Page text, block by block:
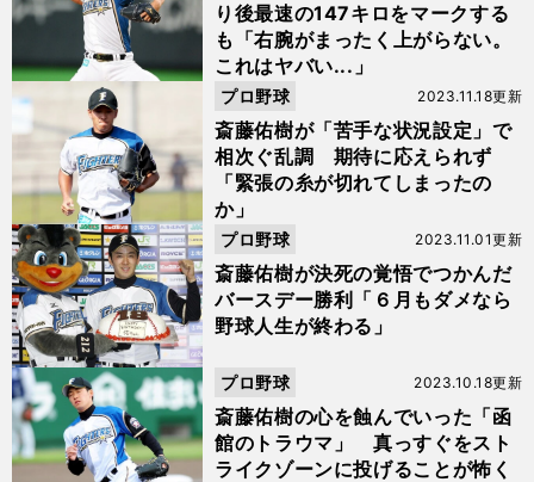
り後最速の147キロをマークする
も「右腕がまったく上がらない。
これはヤバい...」
斎藤佑樹が「苦手な状況設定」で
相次ぐ乱調 期待に応えられず
「緊張の糸が切れてしまったの
か」
2023.11.18更新
プロ野球
斎藤佑樹が決死の覚悟でつかんだ
バースデー勝利「６月もダメなら
野球人生が終わる」
2023.11.01更新
プロ野球
斎藤佑樹の心を蝕んでいった「函
館のトラウマ」 真っすぐをスト
ライクゾーンに投げることが怖く
2023.10.18更新
プロ野球